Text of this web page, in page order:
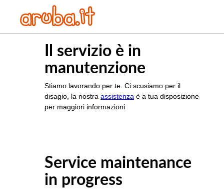
Il servizio è in
manutenzione
Stiamo lavorando per te. Ci scusiamo per il
disagio, la nostra assistenza è a tua disposizione
per maggiori informazioni
Service maintenance
in progress